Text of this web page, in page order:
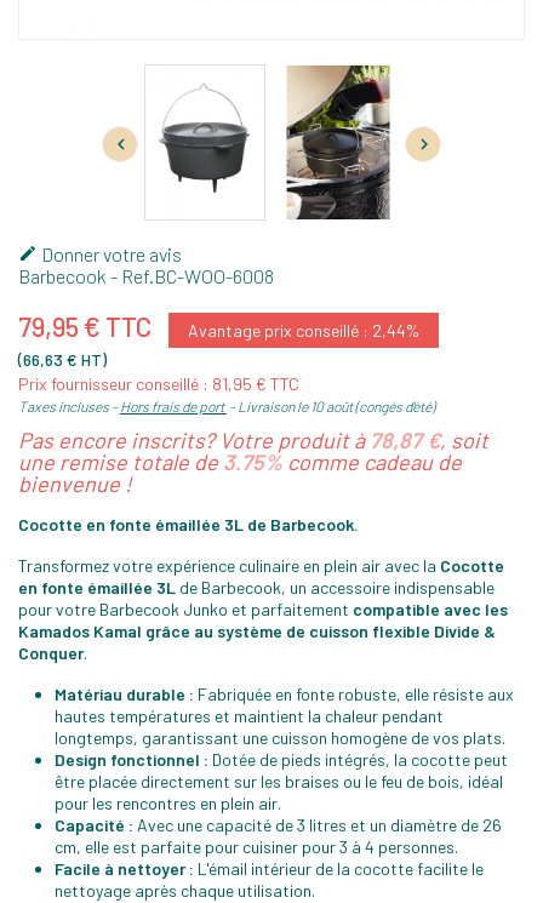
 
 Donner votre avis
Barbecook - Ref.BC-WOO-6008
79,95 € TTC
Avantage prix conseillé : 2,44%
(66,63 € HT)
Prix fournisseur conseillé : 81,95 € TTC
Taxes incluses Hors frais de port Livraison le 10 août (congés d'été)
Pas encore inscrits? Votre produit à 78,87 €, soit
une remise totale de 3.75% comme cadeau de
bienvenue !
Cocotte en fonte émaillée 3L de Barbecook.
Transformez votre expérience culinaire en plein air avec la Cocotte
en fonte émaillée 3L de Barbecook, un accessoire indispensable
pour votre Barbecook Junko et parfaitement compatible avec les
Kamados Kamal grâce au système de cuisson flexible Divide &
Conquer.
Matériau durable : Fabriquée en fonte robuste, elle résiste aux
hautes températures et maintient la chaleur pendant
longtemps, garantissant une cuisson homogène de vos plats.
Design fonctionnel : Dotée de pieds intégrés, la cocotte peut
être placée directement sur les braises ou le feu de bois, idéal
pour les rencontres en plein air.
Capacité : Avec une capacité de 3 litres et un diamètre de 26
cm, elle est parfaite pour cuisiner pour 3 à 4 personnes.
Facile à nettoyer : L'émail intérieur de la cocotte facilite le
nettoyage après chaque utilisation.